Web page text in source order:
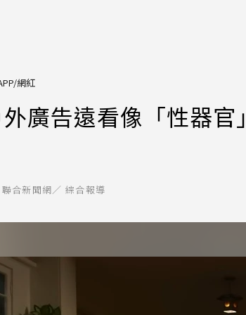
網紅
廣告遠看像「性器
聯合新聞網／ 綜合報導